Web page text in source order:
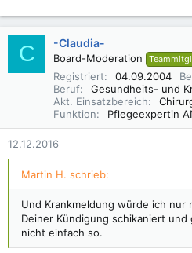
C -Claudia-
Board-Moderation
Registriert 04.09.2004
Beruf
Gesundheits- und
Akt. Einsatzbereich
Funktion
Pflegeexpertin
12.12.2016
Martin H. schrieb:
Und Krankmeldung würde ich nur
Deiner Kündigung schikaniert
nicht einfach so.